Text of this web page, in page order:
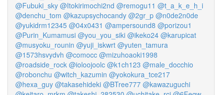
@Fubuki_sky @Itokirimochi2nd @remogu11 @t_a_k_e_h_i
@denchu_tom @kazupsychocandy @2gr_p @n0de2n0de
@yukidrm12345 @04x0431 @ampersound8 @porizou1
@Purin_Kumamusi @you_you_siki @ikeko24 @karupicat
@musyoku_rounin @yuji_iskwrt @yuten_tamura
@1573hsvydvh @comocc @mizuhoaoki1998
@roadside_rock @ioloojoolc @k1ch123 @male_docchio
@robonchu @witch_kazumin @yokokura_tce217
@hexa_guy @takasehideki @BTree777 @kawazuguchi